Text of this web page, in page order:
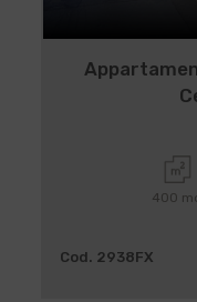
400
Cod. 2938FX